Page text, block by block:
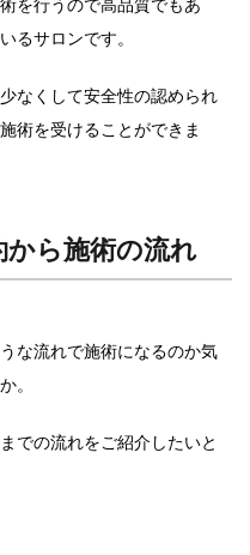
を行うので高品質でもあ
るサロンです。
なくして安全性の認められ
術を受けることができま
から施術の流れ
な流れで施術になるのか気
。
での流れをご紹介したいと